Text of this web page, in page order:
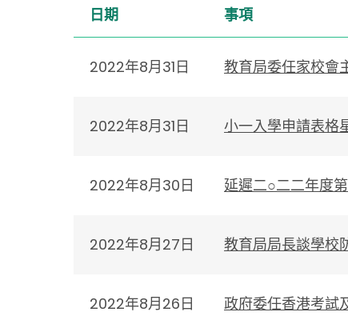
日期 事項
2022年8月31日 教育局委任家校會
2022年8月31日 小一入學申請表格
2022年8月30日 延遲二○二二年度
2022年8月27日 教育局局長談學校
2022年8月26日 政府委任香港考試